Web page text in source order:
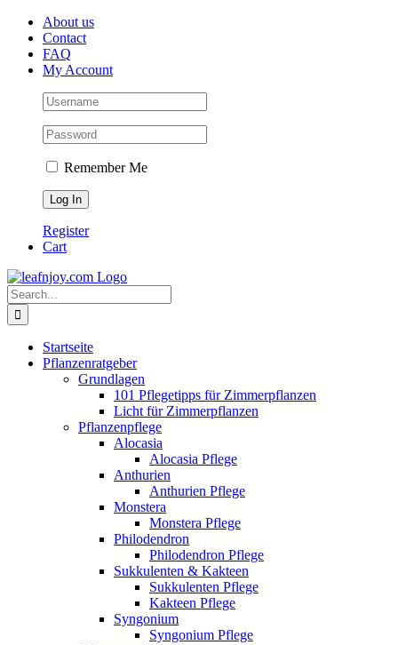
Skip
content
Facebook
Instagram
PinterestAbout us
Contact
FAQ
My Account
Remember Me
Register
Cart
Search
for:
Startseite
Pflanzenratgeber
Grundlagen
101 Pflegetipps für Zimmerpflanzen
Licht für Zimmerpflanzen
Pflanzenpflege
Alocasia
Alocasia Pflege
Anthurien
Anthurien Pflege
Monstera
Monstera Pflege
Philodendron
Philodendron Pflege
Sukkulenten & Kakteen
Sukkulenten Pflege
Kakteen Pflege
Syngonium
Syngonium Pflege